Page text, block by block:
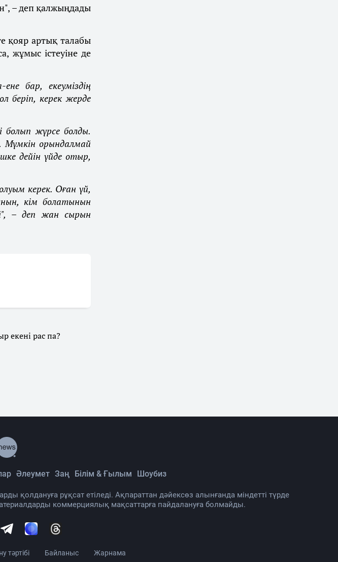
– деп қалжыңдады
қояр артық талабы
жұмыс істеуіне де
бар, екеуміздің
беріп, керек жерде
болып жүрсе болды.
Мүмкін орындалмай
дейін үйде отыр,
керек. Оған үй,
кім болатынын
– деп жан сырын
екені рас па?